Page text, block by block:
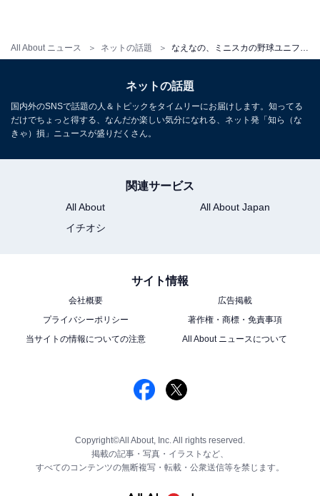
All About ニュース ネットの話題
ネットの話題
国内外のSNSで話題の人＆トピックをタイムリーにお届けします。知ってる
だけでちょっと得する、なんだか楽しい気分になれる、ネット発「知ら（な
きゃ）損」ニュースが盛りだくさん。
関連サービス
All About
All About Japan
イチオシ
サイト情報
会社概要
広告掲載
プライバシーポリシー
著作権・商標・免責事項
当サイトの情報についての注意
All About ニュースについて
Copyright©All About, Inc. All rights reserved.
掲載の記事・写真・イラストなど、
すべてのコンテンツの無断複写・転載・公衆送信等を禁じます。